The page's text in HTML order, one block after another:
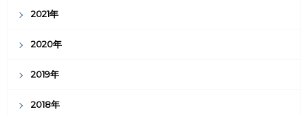
2021年
2020年
2019年
2018年